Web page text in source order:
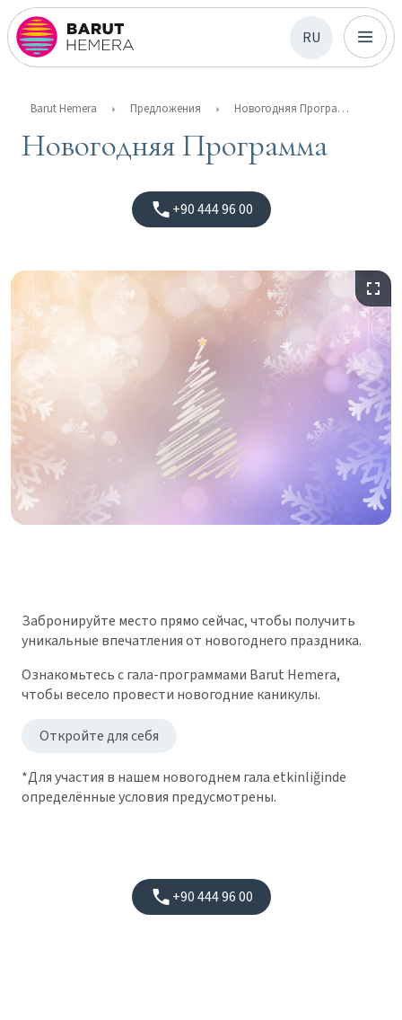
RU
Barut Hemera Предложения Новогодняя Программа
Новогодняя Программа
+90 444 96 00
Забронируйте место прямо сейчас, чтобы получить
уникальные впечатления от новогоднего праздника.
Ознакомьтесь с гала-программами Barut Hemera,
чтобы весело провести новогодние каникулы.
Откройте для себя
*Для участия в нашем новогоднем гала etkinliğinde
определённые условия предусмотрены.
+90 444 96 00